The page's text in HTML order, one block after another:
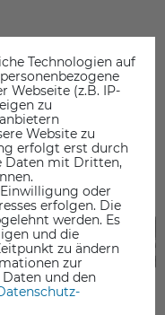
Technologien auf
Webseite (z.B. IP-
zu
Website zu
erfolgt erst durch
Daten mit Dritten,
oder
erfolgen. Die
werden. Es
und die
zu ändern
zur
und den